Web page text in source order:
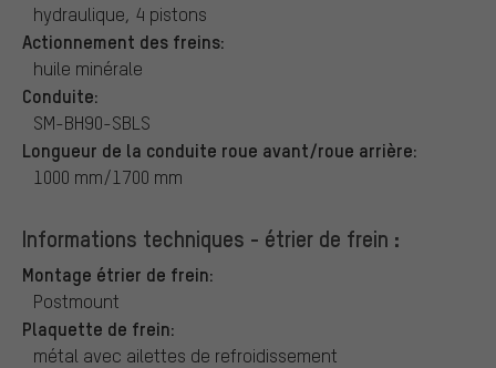
hydraulique, 4 pistons
Actionnement des freins:
huile minérale
Conduite:
SM-BH90-SBLS
Longueur de la conduite roue avant/roue arrière:
1000 mm/1700 mm
Informations techniques - étrier de frein :
Montage étrier de frein:
Postmount
Plaquette de frein:
métal avec ailettes de refroidissement